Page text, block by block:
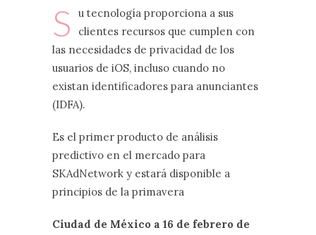
S
u tecnología proporciona a sus
clientes recursos que cumplen con
las necesidades de privacidad de los
usuarios de iOS, incluso cuando no
existan identificadores para anunciantes
(IDFA).
Es el primer producto de análisis
predictivo en el mercado para
SKAdNetwork y estará disponible a
principios de la primavera
Ciudad de México a 16 de febrero de